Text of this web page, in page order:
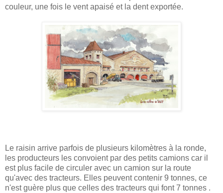
couleur, une fois le vent apaisé et la dent exportée.
Le raisin arrive parfois de plusieurs kilomètres à la ronde,
les producteurs les convoient par des petits camions car il
est plus facile de circuler avec un camion sur la route
qu'avec des tracteurs. Elles peuvent contenir 9 tonnes, ce
n'est guère plus que celles des tracteurs qui font 7 tonnes .